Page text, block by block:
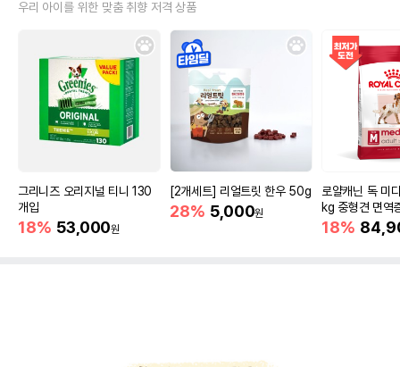
우리 아이를 위한 맞춤 취향 저격 상품
그리니즈 오리지널 티니 130
개입
18% 53,000원
[2개세트] 리얼트릿 한우 50g
28% 5,000원
로얄캐닌 독 미
kg 중형견 면역
18%